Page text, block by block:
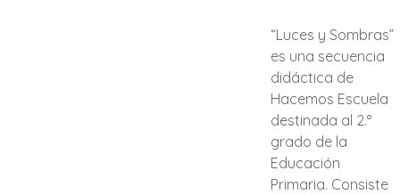
“Luces y Sombras”
es una secuencia
didáctica de
Hacemos Escuela
destinada al 2.°
grado de la
Educación
Primaria. Consiste